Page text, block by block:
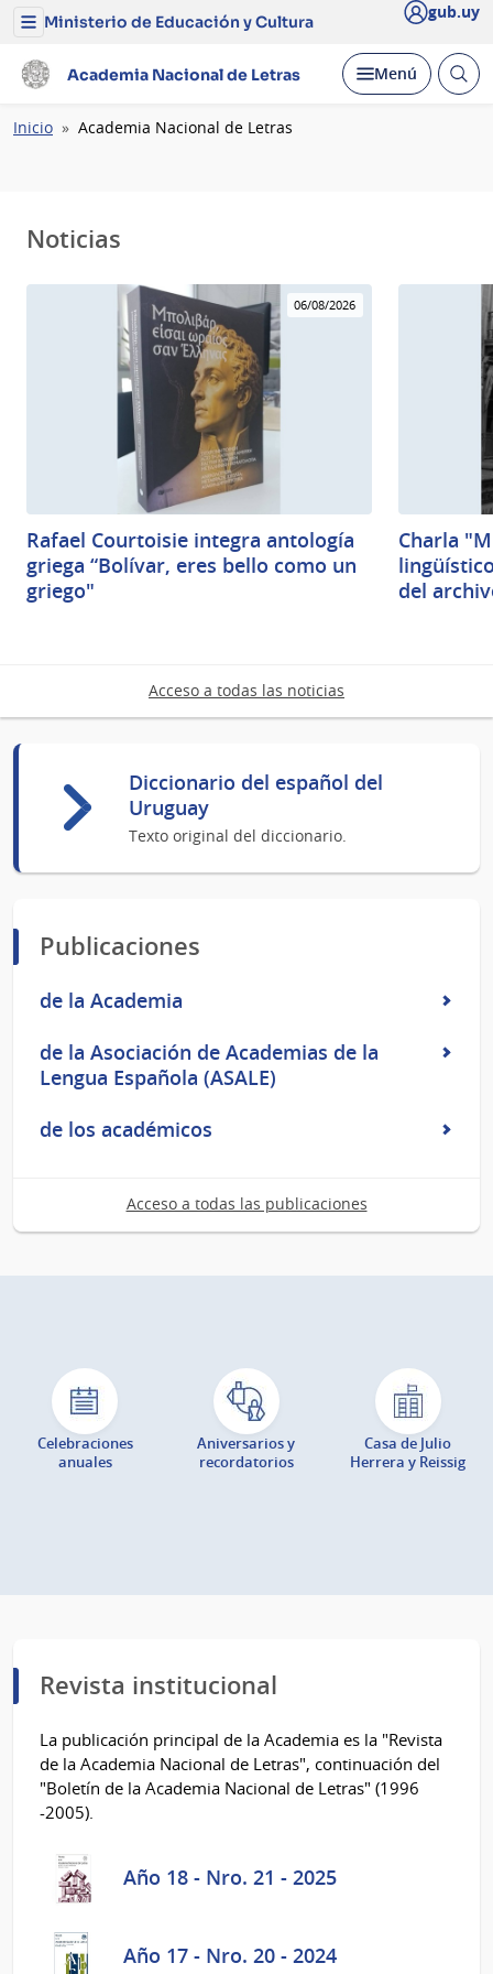
Menú
Ministerio
de
y
Cultura
Ministerio de Educación y Cultura gub.uy
Academia Nacional de Letras Desplegar
Menú Abrir
Ruta
Inicio Academia Nacional de Letras
Noticias
06/08/2026
Rafael Courtoisie integra antología
griega “Bolívar, eres bello como un
griego"
Charla
del
Acceso a todas las noticias
Diccionario del español del
Uruguay
Texto original del diccionario.
Publicaciones
de la Academia
de la Asociación de Academias de la
Lengua Española (ASALE)
de los académicos
Acceso a todas las publicaciones
Celebraciones
anuales
Aniversarios y
recordatorios
Casa de Julio
Herrera y Reissig
Revista institucional
La publicación principal de la Academia es la "Revista
de la Academia Nacional de Letras", continuación del
"Boletín de la Academia Nacional de Letras" (1996
-2005).
Año 18 - Nro. 21 - 2025
Año 17 - Nro. 20 - 2024